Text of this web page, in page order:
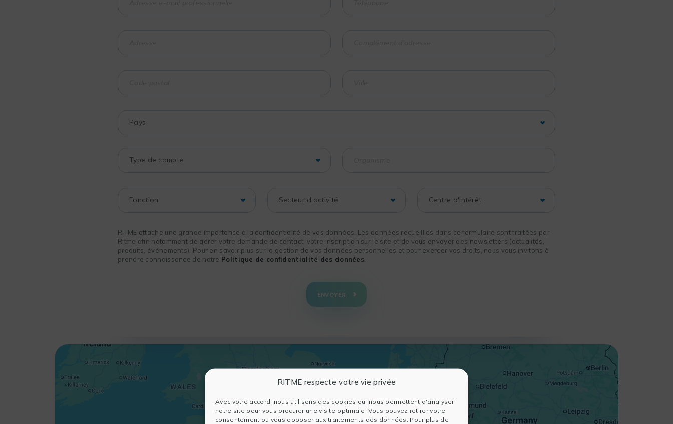
RITME respecte votre vie privée
Avec votre accord, nous utilisons des cookies qui nous permettent d'analyser
notre site pour vous procurer une visite optimale. Vous pouvez retirer votre
consentement ou vous opposer aux traitements des données. Pour plus de
RITME attache une grande importance à la confidentialité de vos données. Les données recueillies dans ce formulaire sont traitées par
Ritme afin notamment de gérer votre demande de contact, votre inscription sur le site et de vous envoyer des newsletters (actualités,
produits, événements). Pour en savoir plus sur la gestion de vos données personnelles et pour exercer vos droits, nous vous invitons à
prendre connaissance de notre Politique de confidentialité des données
ENVOYER